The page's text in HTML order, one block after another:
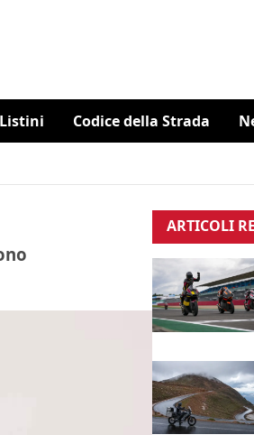
Codice della Strada
ARTICOLI